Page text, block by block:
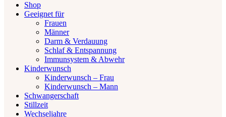
Shop
Geeignet für
Frauen
Männer
Darm & Verdauung
Schlaf & Entspannung
Immunsystem & Abwehr
Kinderwunsch
Kinderwunsch – Frau
Kinderwunsch – Mann
Schwangerschaft
Stillzeit
Wechseljahre